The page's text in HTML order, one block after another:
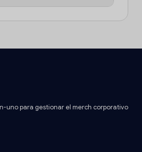
uno para gestionar el merch corporativo